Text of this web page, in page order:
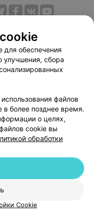
Публичный договор
Способы оплаты
103.by
cookie
данных
220012, Республика Беларусь,
16 | help@103.by
для обеспечения
улучшения, сбора
файлов
в более позднее время.
о целях,
cookie вы
обработки
Cookie